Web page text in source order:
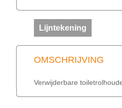
Lijntekening
OMSCHRIJVING
Verwijderbare